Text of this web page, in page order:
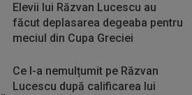
Elevii lui Răzvan Lucescu au
făcut deplasarea degeaba pentru
meciul din Cupa Greciei
Ce l-a nemulțumit pe Răzvan
Lucescu după calificarea lui